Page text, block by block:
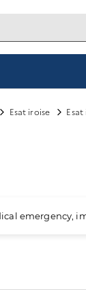
Esat iroise
emergency,